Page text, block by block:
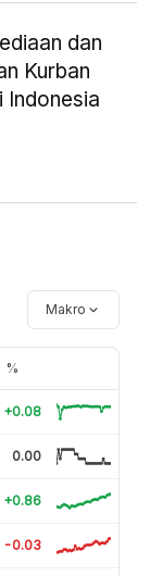
dan
Kurban
Indonesia
Makro
%
+0.08
0.00
+0.86
-0.03